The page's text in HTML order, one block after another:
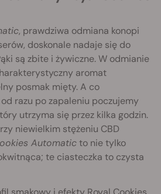
, prawdziwa odmiana konopi
doskonale nadaje się do
są zbite i żywiczne. W odmianie
aromat
posmak mięty. A co
razu po zapaleniu poczujemy
utrzyma się przez kilka godzin.
niewielkim stężeniu CBD
Automaticto nie tylko
te ciasteczka to czysta